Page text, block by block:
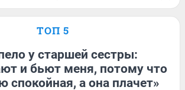
ТОП 5
у старшей сестры:
и бьют меня, потому что
спокойная, а она плачет»